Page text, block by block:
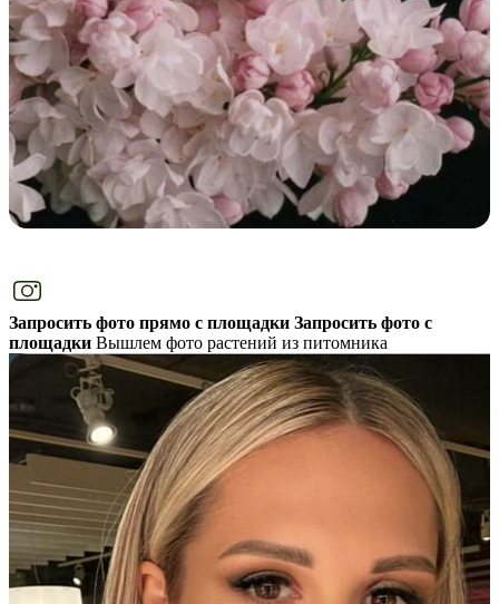
Запросить фото прямо с площадки Запросить фото с
площадки Вышлем фото растений из питомника